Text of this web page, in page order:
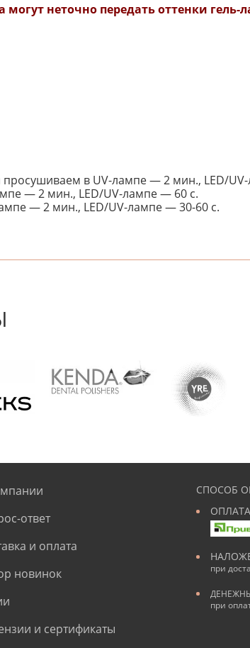
неточно передать оттенки гель-
просушиваем в UV-лампе — 2 мин., LED/
— 2 мин., LED/UV-лампе — 60 с.
— 2 мин., LED/UV-лампе — 30-60 с.
первым, кто напишет отзыв.
ответ
и оплата
новинок
и сертификаты
СПОСОБ
при
при